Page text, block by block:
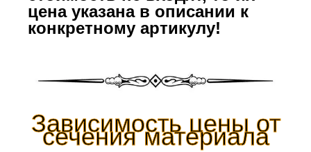
цена указана в описании к
конкретному артикулу!
Зависимость цены от
сечения материала